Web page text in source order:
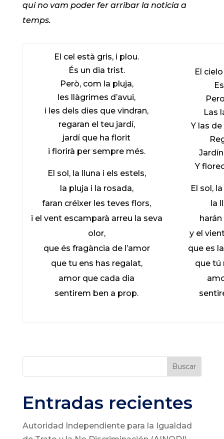
qui no vam poder fer arribar la noticia a
temps.
El cel està gris, i plou.
És un dia trist.
Però, com la pluja,
les llàgrimes d’avui,
i les dels dies que vindran,
regaran el teu jardí,
jardí que ha florit
i florirà per sempre més.
El sol, la lluna i els estels,
la pluja i la rosada,
faran créixer les teves flors,
i el vent escamparà arreu la seva
olor,
que és fragància de l’amor
que tu ens has regalat,
amor que cada dia
sentirem ben a prop.
El
Las
Y las
Y
El sol,
la
y el
que es
que tú
Buscar
Entradas recientes
Autoridad Independiente para la Igualdad